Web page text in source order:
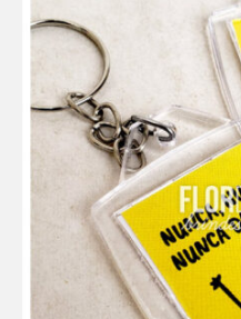
Setembro
Outubro Rosa
Novembro Azul
Outras
Copa do mundo
Festa Caipira
QUEM SOMOS